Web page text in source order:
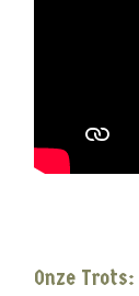
Onze Trots: